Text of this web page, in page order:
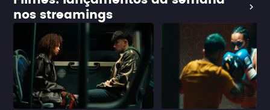
nos streamings